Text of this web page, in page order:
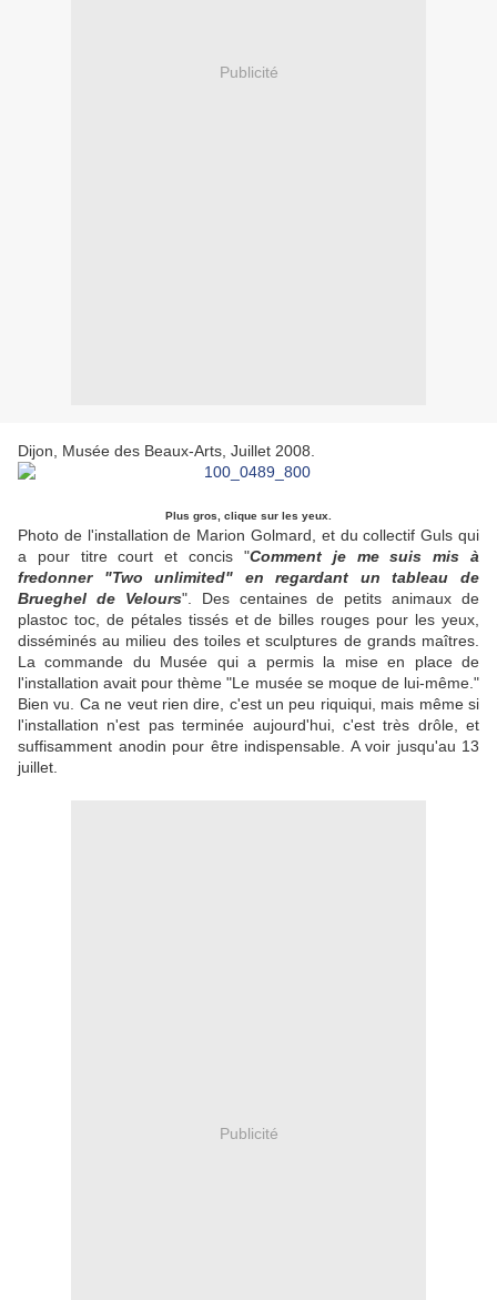
Publicité
Dijon, Musée des Beaux-Arts, Juillet 2008.
Plus gros, clique sur les yeux.
Photo de l'installation de Marion Golmard, et du collectif Guls qui
a pour titre court et concis "Comment je me suis mis à
fredonner "Two unlimited" en regardant un tableau de
Brueghel de Velours". Des centaines de petits animaux de
plastoc toc, de pétales tissés et de billes rouges pour les yeux,
disséminés au milieu des toiles et sculptures de grands maîtres.
La commande du Musée qui a permis la mise en place de
l'installation avait pour thème "Le musée se moque de lui-même."
Bien vu. Ca ne veut rien dire, c'est un peu riquiqui, mais même si
l'installation n'est pas terminée aujourd'hui, c'est très drôle, et
suffisamment anodin pour être indispensable. A voir jusqu'au 13
juillet.
Publicité